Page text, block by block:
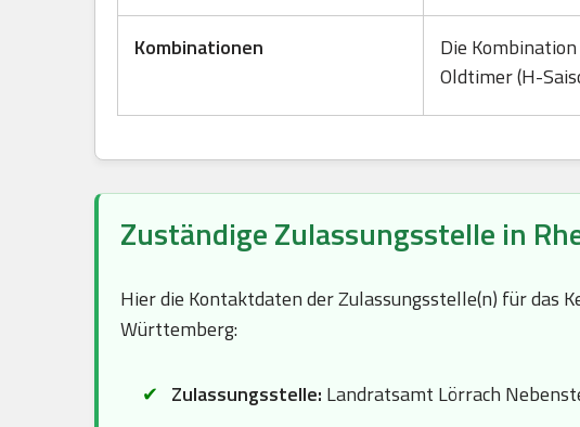
Kombinationen
Die
Oldtimer (H-
Zuständige Zulassungsstelle in
Hier die Kontaktdaten der Zulassungsstelle(n) für das
Württemberg:
Zulassungsstelle: Landratsamt Lörrach